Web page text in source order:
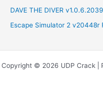
DAVE THE DIVER
Escape Simulator 2 v20448r
Copyright © 2026 UDP Crack |